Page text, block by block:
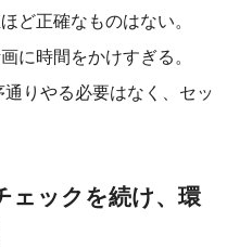
ど正確なものはない。
に時間をかけすぎる。
通りやる必要はなく、セッ
ェックを続け、環